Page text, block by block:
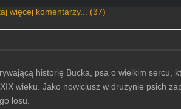
więcej komentarzy... (37)
historię Bucka, psa o wielkim sercu,
wieku. Jako nowicjusz w drużynie psich
losu.